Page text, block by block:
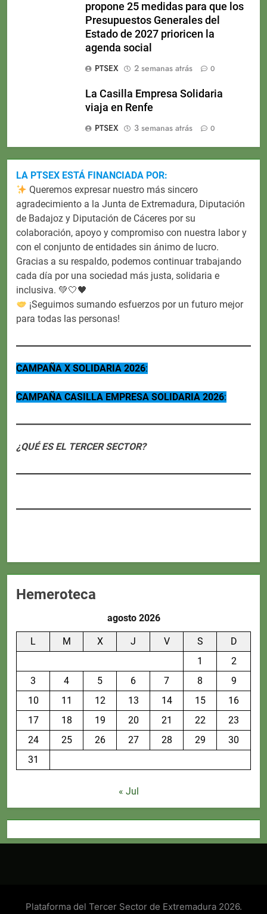
propone 25 medidas para que los
Presupuestos Generales del
Estado de 2027 prioricen la
agenda social
PTSEX
2 semanas atrás 0
La Casilla Empresa Solidaria
viaja en Renfe
PTSEX
3 semanas atrás 0
LA PTSEX ESTÁ FINANCIADA POR:
Queremos expresar nuestro más sincero
agradecimiento a la Junta de Extremadura, Diputación
de Badajoz y Diputación de Cáceres por su
colaboración, apoyo y compromiso con nuestra labor y
con el conjunto de entidades sin ánimo de lucro.
Gracias a su respaldo, podemos continuar trabajando
cada día por una sociedad más justa, solidaria e
inclusiva. 💚🤍🖤
¡Seguimos sumando esfuerzos por un futuro mejor
para todas las personas!
CAMPAÑA X SOLIDARIA 2026:
CAMPAÑA CASILLA EMPRESA SOLIDARIA 2026:
¿QUÉ ES EL TERCER SECTOR?
Hemeroteca
agosto 2026
L M X J V S
D
1
2
3
4 5 6 7 8
9
10
11 12 13 14 15
16
17
18 19 20 21 22
23
24
25 26 27 28 29
30
31
« Jul
Plataforma del Tercer Sector de Extremadura 2026.